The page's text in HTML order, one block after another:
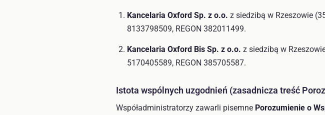
Kancelaria Oxford Sp. z o.o. z siedzibą w Rzeszowie
8133798509, REGON 382011499.
Kancelaria Oxford Bis Sp. z o.o. z siedzibą w
5170405589, REGON 385705587.
Istota wspólnych uzgodnień (zasadnicza treść
Współadministratorzy zawarli pisemne Porozumienie o